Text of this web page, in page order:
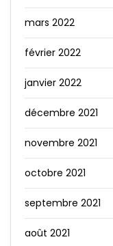
mars 2022
février 2022
janvier 2022
décembre 2021
novembre 2021
octobre 2021
septembre 2021
août 2021